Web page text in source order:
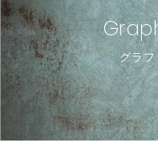
グラフ